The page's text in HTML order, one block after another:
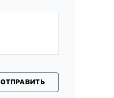
ОТПРАВИТЬ